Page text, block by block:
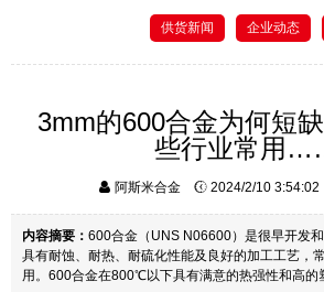
供货新闻 企业动态
3mm的600合金为何短
些行业常用
阿斯米合金 2024/2/10 3:54:02
内容摘要： 600合金（UNS N06600）是很早开发
具有耐蚀、耐热、耐硫化性能及良好的加工工艺，
用。600合金在800℃以下具有满意的热强性和高的